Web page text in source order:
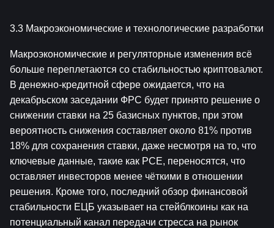
3.3 Макроэкономические и технологические разработки
Макроэкономические и регуляторные изменения всё
больше переплетаются со стабильностью криптовалют.
В денежно-кредитной сфере ожидается, что на
декабрьском заседании ФРС будет принято решение о
снижении ставки на 25 базисных пунктов, при этом
вероятность снижения составляет около 81% против
18% для сохранения ставки, даже несмотря на то, что
ключевые данные, такие как PCE, переносятся, что
оставляет инвесторов менее чёткими в отношении
решения. Кроме того, последний обзор финансовой
стабильности ЕЦБ указывает на стейблкоины как на
потенциальный канал передачи стресса на рынок